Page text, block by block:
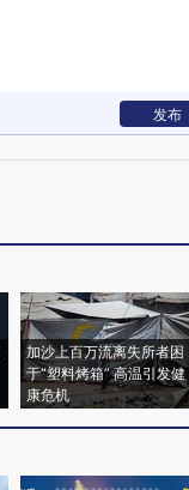
发布
加沙上百万流离失所者困
于“塑料烤箱” 高温引发健
康危机